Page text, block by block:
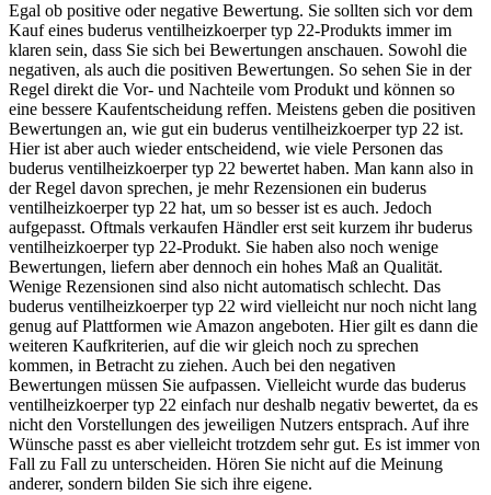
Egal ob positive oder negative Bewertung. Sie sollten sich vor dem
Kauf eines buderus ventilheizkoerper typ 22-Produkts immer im
klaren sein, dass Sie sich bei Bewertungen anschauen. Sowohl die
negativen, als auch die positiven Bewertungen. So sehen Sie in der
Regel direkt die Vor- und Nachteile vom Produkt und können so
eine bessere Kaufentscheidung reffen. Meistens geben die positiven
Bewertungen an, wie gut ein buderus ventilheizkoerper typ 22 ist.
Hier ist aber auch wieder entscheidend, wie viele Personen das
buderus ventilheizkoerper typ 22 bewertet haben. Man kann also in
der Regel davon sprechen, je mehr Rezensionen ein buderus
ventilheizkoerper typ 22 hat, um so besser ist es auch. Jedoch
aufgepasst. Oftmals verkaufen Händler erst seit kurzem ihr buderus
ventilheizkoerper typ 22-Produkt. Sie haben also noch wenige
Bewertungen, liefern aber dennoch ein hohes Maß an Qualität.
Wenige Rezensionen sind also nicht automatisch schlecht. Das
buderus ventilheizkoerper typ 22 wird vielleicht nur noch nicht lang
genug auf Plattformen wie Amazon angeboten. Hier gilt es dann die
weiteren Kaufkriterien, auf die wir gleich noch zu sprechen
kommen, in Betracht zu ziehen. Auch bei den negativen
Bewertungen müssen Sie aufpassen. Vielleicht wurde das buderus
ventilheizkoerper typ 22 einfach nur deshalb negativ bewertet, da es
nicht den Vorstellungen des jeweiligen Nutzers entsprach. Auf ihre
Wünsche passt es aber vielleicht trotzdem sehr gut. Es ist immer von
Fall zu Fall zu unterscheiden. Hören Sie nicht auf die Meinung
anderer, sondern bilden Sie sich ihre eigene.